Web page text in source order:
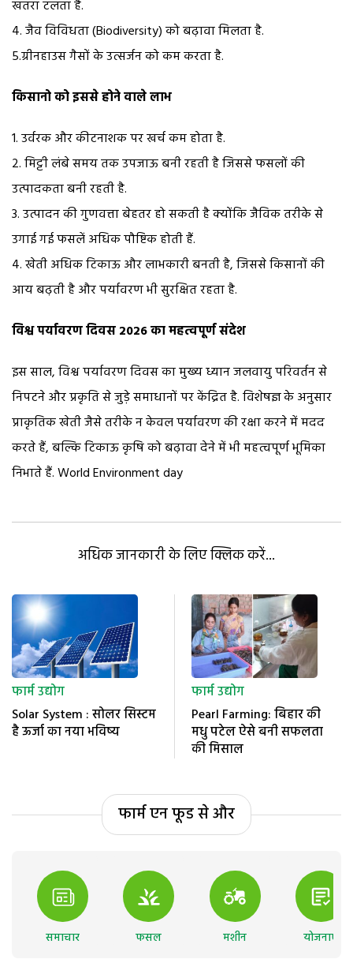
खतरा टलता है.
4. जैव विविधता (Biodiversity) को बढ़ावा मिलता है.
5.ग्रीनहाउस गैसों के उत्सर्जन को कम करता है.
किसानो को इससे होने वाले लाभ
1. उर्वरक और कीटनाशक पर खर्च कम होता है.
2. मिट्टी लंबे समय तक उपजाऊ बनी रहती है जिससे फसलों की
उत्पादकता बनी रहती है.
3. उत्पादन की गुणवत्ता बेहतर हो सकती है क्योंकि जैविक तरीके से
उगाई गई फसलें अधिक पौष्टिक होती हैं.
4. खेती अधिक टिकाऊ और लाभकारी बनती है, जिससे किसानों की
आय बढ़ती है और पर्यावरण भी सुरक्षित रहता है.
विश्व पर्यावरण दिवस 2026 का महत्वपूर्ण संदेश
इस साल, विश्व पर्यावरण दिवस का मुख्य ध्यान जलवायु परिवर्तन से
निपटने और प्रकृति से जुड़े समाधानों पर केंद्रित है. विशेषज्ञ के अनुसार
प्राकृतिक खेती जैसे तरीके न केवल पर्यावरण की रक्षा करने में मदद
करते हैं, बल्कि टिकाऊ कृषि को बढ़ावा देने में भी महत्वपूर्ण भूमिका
निभाते हैं. World Environment day
अधिक जानकारी के लिए क्लिक करें...
फार्म उद्योग
Solar System : सोलर सिस्टम
है ऊर्जा का नया भविष्य
फार्म उद्योग
Pearl Farming: बिहार की
मधु पटेल ऐसे बनी सफलता
की मिसाल
फार्म एन फूड से और
समाचार फसल मशीन योजनाएं